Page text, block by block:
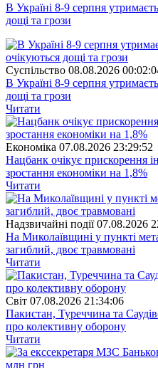
В Україні 8-9 серпня
дощі та грози
Суспiльство 08.08.2026
В Україні 8-9 серпня
дощі та грози
Читати
Економіка 07.08.2026 23:29:52
Нацбанк очікує прискорення
зростання економіки на 1,8%
Читати
Надзвичайні події 07.08.2026
На Миколаївщині у пункті
загиблий, двоє травмовані
Читати
Свiт 07.08.2026 21:34:06
Пакистан, Туреччина та
про колективну оборону
Читати